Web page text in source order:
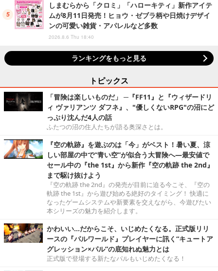
しまむらから「クロミ」「ハローキティ」新作アイテ
ムが8月11日発売！ヒョウ・ゼブラ柄や日焼けデザイ
ンの可愛い雑貨・アパレルなど多数
2026.8.6 Thu 18:40
ランキングをもっと見る
トピックス
「冒険は楽しいものだ」 ─『FF11』と『ウィザードリ
ィ ヴァリアンツ ダフネ』、"優しくないRPG"の沼にど
っぷり沈んだ4人の話
ふたつの沼の住人たちが語る奥深さとは。
『空の軌跡』を遊ぶのは「今」がベスト！暑い夏、涼
しい部屋の中で“青い空”が似合う大冒険へ―最安値で
セール中の『the 1st』から新作『空の軌跡 the 2nd』
まで駆け抜けよう
『空の軌跡 the 2nd』の発売が目前に迫る今こそ、『空の
軌跡 the 1st』から遊び始める絶好のタイミング！ 快適に
なったゲームシステムや新要素を交えながら、今遊びたい
本シリーズの魅力を紹介します。
かわいい…だからこそ、いじめたくなる。正式版リリ
ースの『パルワールド』プレイヤーに訊く“キュートア
グレッション×パル”の底知れぬ魅力とは
正式版で登場する新たなパルもいじめたくなる！